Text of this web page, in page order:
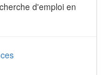
d'emploi en